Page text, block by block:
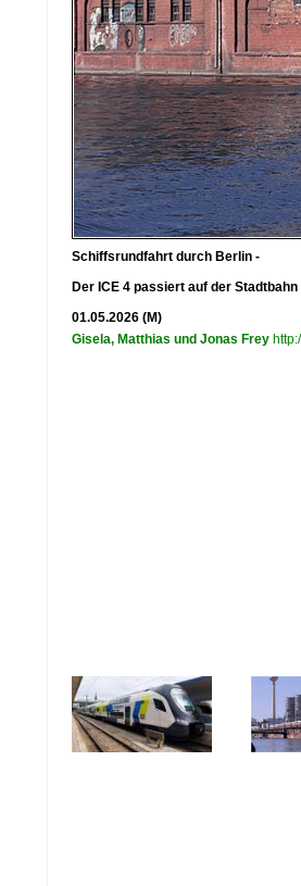
Schiffsrundfahrt durch Berlin -
Der ICE 4 passiert auf der
01.05.2026 (M)
Gisela, Matthias und Jonas Frey